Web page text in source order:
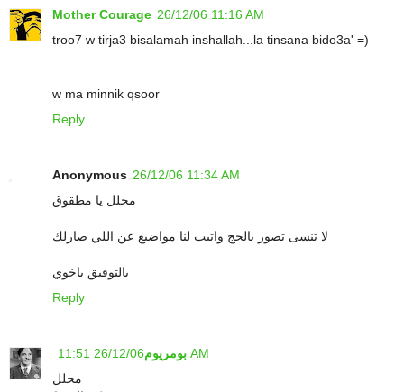
Mother Courage 26/12/06 11:16 AM
troo7 w tirja3 bisalamah inshallah...la tinsana bido3a' =)
w ma minnik qsoor
Reply
Anonymous 26/12/06 11:34 AM
محلل يا مطقوق
لا تنسى تصور بالحج واتيب لنا مواضيع عن اللي صارلك
بالتوفيق ياخوي
Reply
بومريوم 26/12/06 11:51 AM
محلل